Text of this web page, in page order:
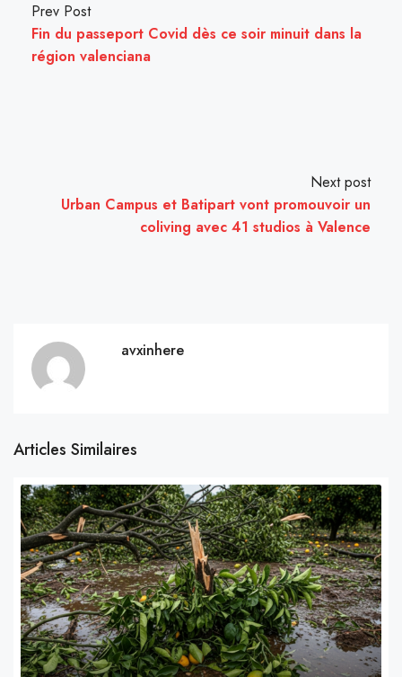
Prev Post
Fin du passeport Covid dès ce soir minuit dans la
région valenciana
Next post
Urban Campus et Batipart vont promouvoir un
coliving avec 41 studios à Valence
avxinhere
Articles Similaires